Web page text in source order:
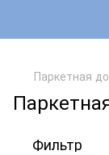
Паркетная
Фильтр